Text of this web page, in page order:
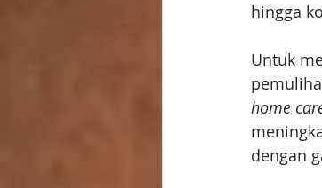
hingga
Untuk
home
dengan